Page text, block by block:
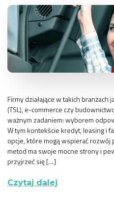
Firmy działające w takich
(TSL), e-commerce czy
ważnym zadaniem: wyborem
W tym kontekście kredyt, leasing i
opcje, które mogą wspierać rozwój
metod ma swoje mocne strony i
przyjrzeć się […]
Czytaj dalej